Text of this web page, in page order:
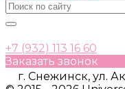
+7 (932) 113 16 60
Заказать звонок
г. Снежинск, ул.